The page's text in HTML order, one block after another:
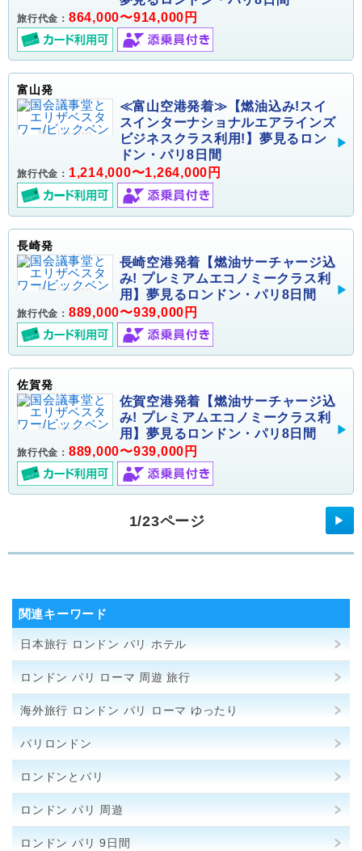
旅行代金： 864,000〜914,000円
富山発
≪富山空港発着≫【燃油込み!スイ
スインターナショナルエアラインズ
ビジネスクラス利用!】夢見るロン
ドン・パリ8日間
旅行代金： 1,214,000〜1,264,000円
長崎発
長崎空港発着【燃油サーチャージ込
み! プレミアムエコノミークラス利
用】夢見るロンドン・パリ8日間
旅行代金： 889,000〜939,000円
佐賀発
佐賀空港発着【燃油サーチャージ込
み! プレミアムエコノミークラス利
用】夢見るロンドン・パリ8日間
旅行代金： 889,000〜939,000円
1/23ページ ▶
関連キーワード
日本旅行 ロンドン パリ ホテル
ロンドン パリ ローマ 周遊 旅行
海外旅行 ロンドン パリ ローマ ゆったり
パリロンドン
ロンドンとパリ
ロンドン パリ 周遊
ロンドン パリ 9日間